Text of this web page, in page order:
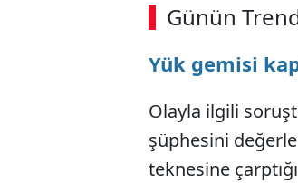
Günün
00:02 / 09:08
Yük gemisi
Olayla ilgili
şüphesini
teknesine